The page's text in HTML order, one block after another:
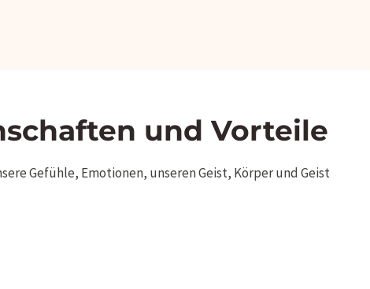
und Vorteile
Gefühle, Emotionen, unseren Geist, Körper und Geist